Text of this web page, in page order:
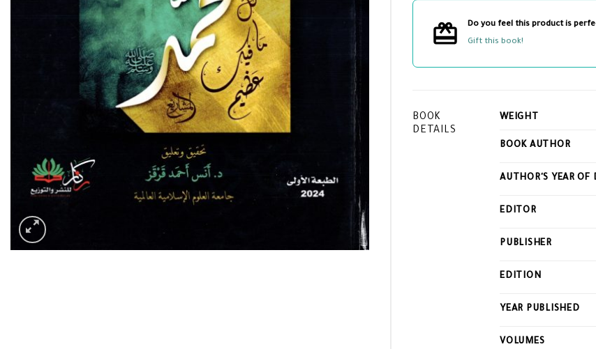
Do you feel this product is
Gift this book!
BOOK
DETAILS
WEIGHT
BOOK AUTHOR
AUTHOR'S YEAR OF
EDITOR
PUBLISHER
EDITION
YEAR PUBLISHED
VOLUMES